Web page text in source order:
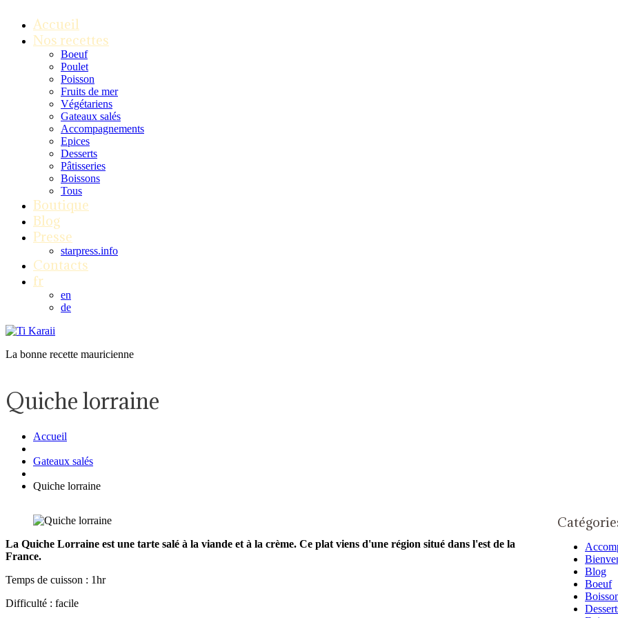
Accueil
Nos recettes
Boeuf
Poulet
Poisson
Fruits de mer
Végétariens
Gateaux salés
Accompagnements
Epices
Desserts
Pâtisseries
Boissons
Tous
Boutique
Blog
Presse
starpress.info
Contacts
fr
en
de
La bonne recette mauricienne
Quiche lorraine
Accueil
Gateaux salés
Quiche lorraine
La Quiche Lorraine est une tarte salé à la viande et à la crème. Ce plat viens d'une région situé dans l'est de la
France.
Temps de cuisson : 1hr
Difficulté : facile
Blog
Boeuf